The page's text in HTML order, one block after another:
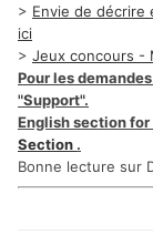
> Envie de
ici
> Jeux concours -
Pour les
"Support".
English section
Section .
Bonne lecture sur